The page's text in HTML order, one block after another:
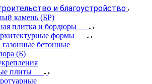
и благоустройство
камень (БР)
плитка и бордюры
формы
бетонные
(Б)
плиты